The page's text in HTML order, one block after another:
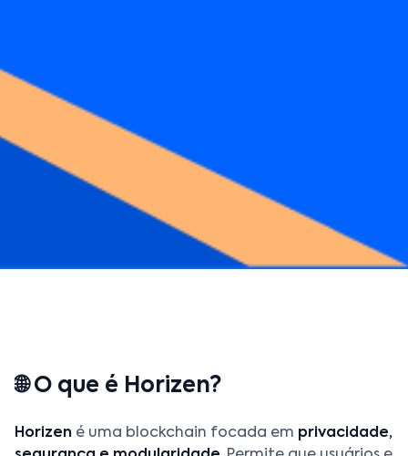
🌐 O que é Horizen?
Horizen é uma blockchain focada em privacidade,